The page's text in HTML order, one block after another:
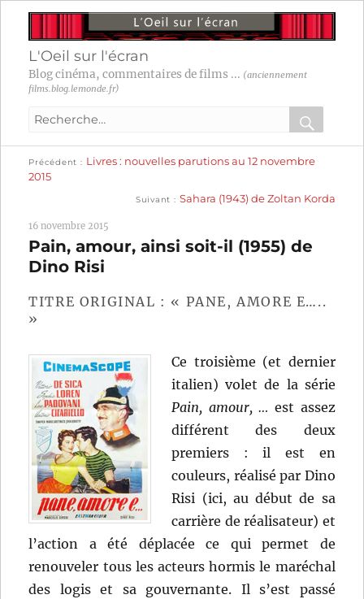
L'Oeil sur l'écran
Blog cinéma, commentaires de films ... (anciennement
films.blog.lemonde.fr)
Recherche
:
OK
Navigation
l’article
Précédent
précédente :
Livres : nouvelles parutions au 12 novembre
2015
Suivant
suivante :
Sahara (1943) de Zoltan Korda
16 novembre 2015
Pain, amour, ainsi soit-il (1955) de
Dino Risi
TITRE ORIGINAL : « PANE, AMORE E…..
»
Ce troisième (et dernier
italien) volet de la série
Pain, amour, … est assez
différent des deux
premiers : il est en
couleurs, réalisé par Dino
Risi (ici, au début de sa
carrière de réalisateur) et
l’action a été déplacée ce qui permet de
renouveler tous les acteurs hormis le maréchal
des logis et sa gouvernante. Il s’est passé